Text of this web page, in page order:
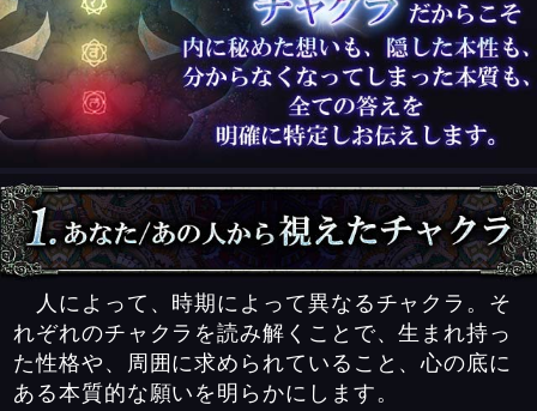
人によって、時期によって異なるチャクラ。そ
れぞれのチャクラを読み解くことで、生まれ持っ
た性格や、周囲に求められていること、心の底に
ある本質的な願いを明らかにします。